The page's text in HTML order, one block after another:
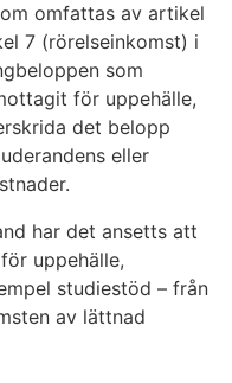
omfattas av artikel
7 (rörelseinkomst) i
som
för uppehälle,
det belopp
eller
har det ansetts att
uppehälle,
studiestöd – från
av lättnad